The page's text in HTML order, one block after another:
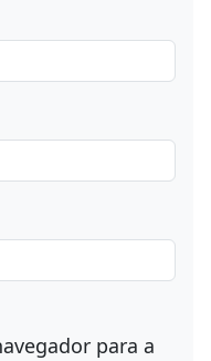
para a